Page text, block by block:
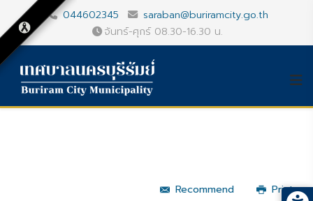
044602345
saraban@buriramcity.go.th
จันทร์-ศุกร์ 08.30-16.30 น.
Recommend
Print